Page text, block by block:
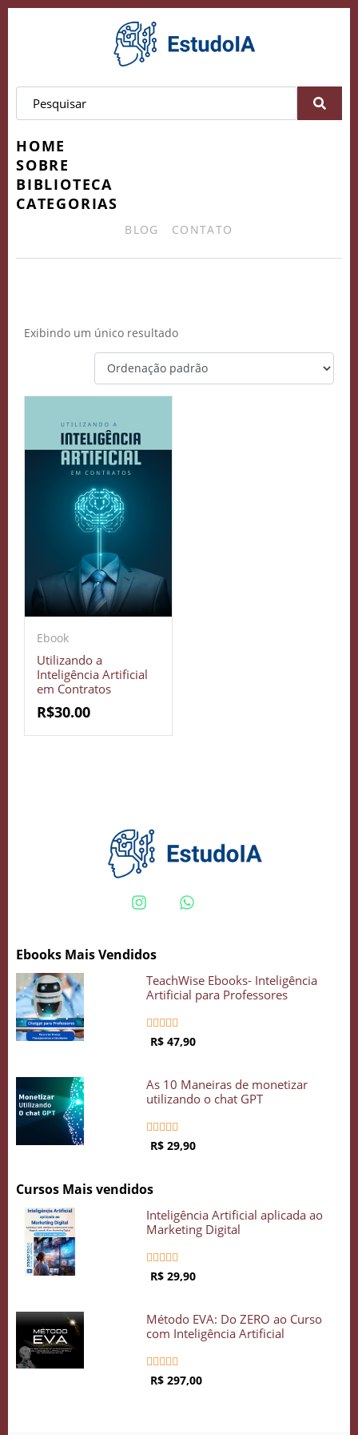
HOME
SOBRE
BIBLIOTECA
CATEGORIAS
BLOG CONTATO
Exibindo um único resultado
Ebook
Utilizando a
Inteligência Artificial
em Contratos
R$30.00
Ebooks Mais Vendidos
TeachWise Ebooks- Inteligência
Artificial para Professores
    
R$ 47,90
As 10 Maneiras de monetizar
utilizando o chat GPT
    
R$ 29,90
Cursos Mais vendidos
Inteligência Artificial aplicada ao
Marketing Digital
    
R$ 29,90
Método EVA: Do ZERO ao Curso
com Inteligência Artificial
    
R$ 297,00
Crie seu Avatar com Inteligência Artificial
Vidgenie